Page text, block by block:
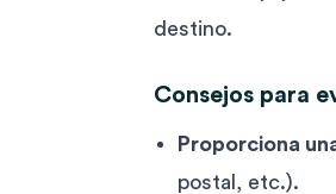
destino.
Consejos para
Proporciona
postal, etc.).